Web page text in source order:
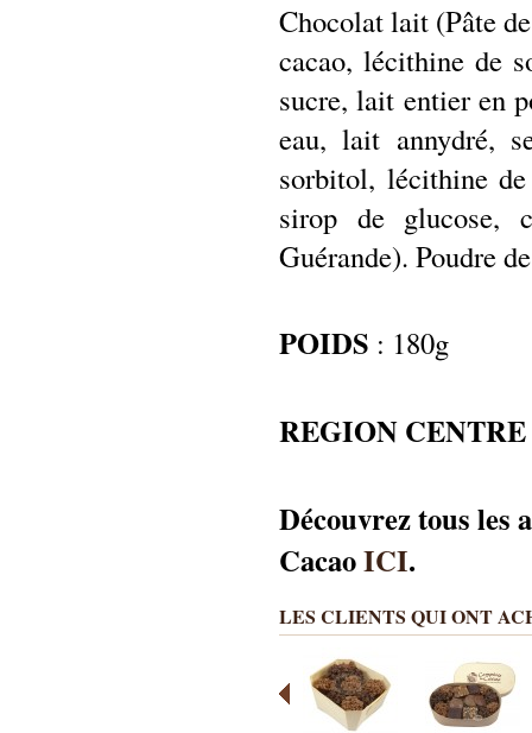
Chocolat lait (Pâte
cacao, lécithine de
sucre, lait entier en
eau, lait annydré,
sorbitol, lécithine
sirop de glucose,
Guérande). Poudre
POIDS : 180g
REGION CENTRE
Découvrez tous les
CacaoICI.
LES CLIENTS QUI ONT